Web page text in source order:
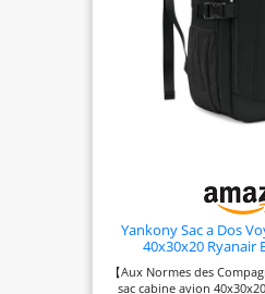
Yankony Sac a Dos
40x30x20 Ryanair
【Aux Normes des
sac cabine avion